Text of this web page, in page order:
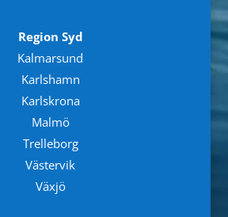
Region Syd
Kalmarsund
Karlshamn
Karlskrona
Malmö
Trelleborg
Västervik
Växjö